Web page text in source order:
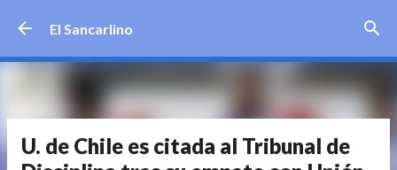
El Sancarlino
U. de Chile es citada al Tribunal de